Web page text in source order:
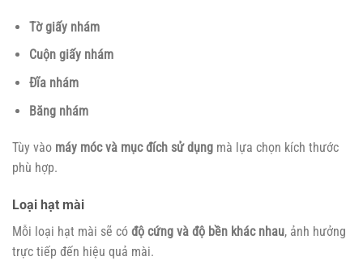
Tờ giấy nhám
Cuộn giấy nhám
Đĩa nhám
Băng nhám
Tùy vào máy móc và mục đích sử dụng mà lựa chọn kích thước
phù hợp.
Loại hạt mài
Mỗi loại hạt mài sẽ có độ cứng và độ bền khác nhau, ảnh hưởng
trực tiếp đến hiệu quả mài.